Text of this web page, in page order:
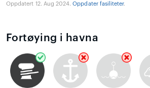
Oppdatert 12. Aug 2024.Oppdater fasiliteter.
Fortøying i havna